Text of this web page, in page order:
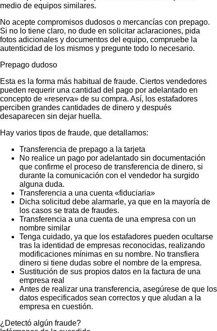
medio de equipos similares.
No acepte compromisos dudosos o mercancías con prepago.
Si no lo tiene claro, no dude en solicitar aclaraciones, pida
fotos adicionales y documentos del equipo, compruebe la
autenticidad de los mismos y pregunte todo lo necesario.
Prepago dudoso
Esta es la forma más habitual de fraude. Ciertos vendedores
pueden requerir una cantidad del pago por adelantado en
concepto de «reserva» de su compra. Así, los estafadores
perciben grandes cantidades de dinero y después
desaparecen sin dejar huella.
Hay varios tipos de fraude, que detallamos:
Transferencia de prepago a la tarjeta
No realice un pago por adelantado sin documentación
que confirme el proceso de transferencia de dinero, si
durante la comunicación con el vendedor ha surgido
alguna duda.
Transferencia a una cuenta «fiduciaria»
Dicha solicitud debe alarmarle, ya que en la mayoría de
los casos se trata de fraudes.
Transferencia a una cuenta de una empresa con un
nombre similar
Tenga cuidado, ya que los estafadores pueden ocultarse
tras la identidad de empresas reconocidas, realizando
modificaciones mínimas en su nombre. No transfiera
dinero si tiene dudas sobre el nombre de la empresa.
Sustitución de sus propios datos en la factura de una
empresa real
Antes de realizar una transferencia, asegúrese de que los
datos especificados sean correctos y que aludan a la
empresa en cuestión.
¿Detectó algún fraude?